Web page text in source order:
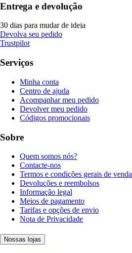
Entrega e devolução
30 dias para mudar de ideia
Devolva seu pedido
Trustpilot
Serviços
Minha conta
Centro de ajuda
Acompanhar meu pedido
Devolver meu pedido
Códigos promocionais
Sobre
Quem somos nós?
Contacte-nos
Termos e condições gerais de venda
Devoluções e reembolsos
Informação legal
Meios de pagamento
Tarifas e opções de envio
Nota de Privacidade
Nossas lojas